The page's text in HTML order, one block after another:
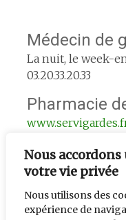
Nous
votre vie privée
Nous utilisons des
expérience de
Médecin de
La nuit, le week-
03.20.33.20.33
Pharmacie
Urgence le
L'adjoint de